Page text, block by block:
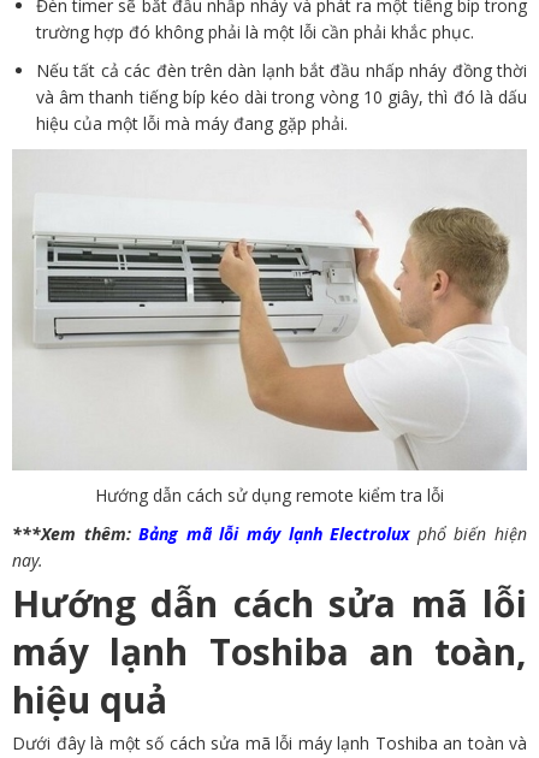
Đèn timer sẽ bắt đầu nhấp nháy và phát ra một tiếng bíp trong
trường hợp đó không phải là một lỗi cần phải khắc phục.
Nếu tất cả các đèn trên dàn lạnh bắt đầu nhấp nháy đồng thời
và âm thanh tiếng bíp kéo dài trong vòng 10 giây, thì đó là dấu
hiệu của một lỗi mà máy đang gặp phải.
Hướng dẫn cách sử dụng remote kiểm tra lỗi
***Xem thêm: Bảng mã lỗi máy lạnh Electroluxphổ biến hiện
nay.
Hướng dẫn cách sửa mã lỗi
máy lạnh Toshiba an toàn,
hiệu quả
Dưới đây là một số cách sửa mã lỗi máy lạnh Toshiba an toàn và